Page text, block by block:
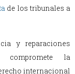
de los tribunales a
y reparaciones
compromete la
internacional